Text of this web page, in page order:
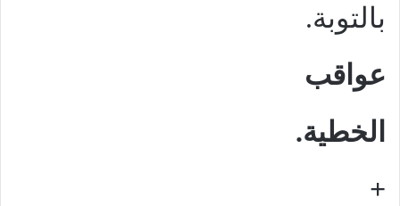
بالتوبة.
عواقب
الخطية.
+